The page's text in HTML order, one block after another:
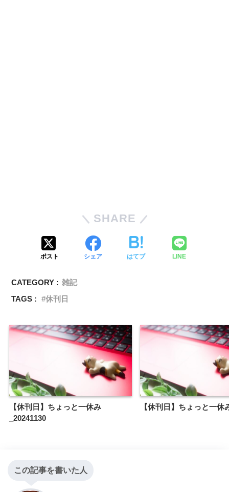
SHARE
ポスト シェア はてブ LINE
CATEGORY : 雑記
TAGS :
休刊日
【休刊日】ちょっと一休み
_20241130
【休刊日】ちょっと一休
この記事を書いた人